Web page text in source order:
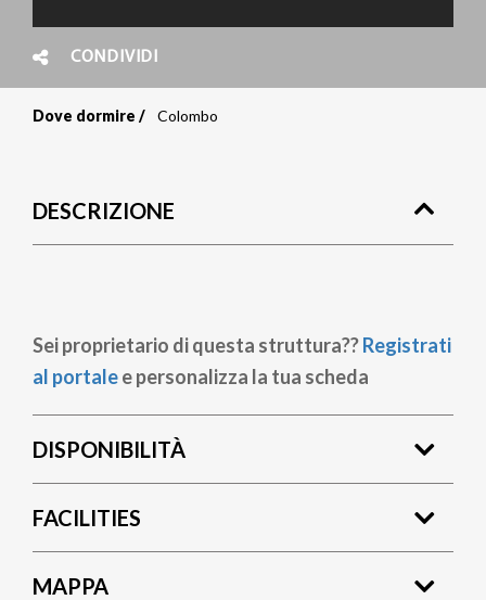
CONDIVIDI
pane
Dove dormire Colombo
DESCRIZIONE
Sei proprietario di questa struttura??Registrati
al portalee personalizza la tua scheda
DISPONIBILITÀ
FACILITIES
MAPPA